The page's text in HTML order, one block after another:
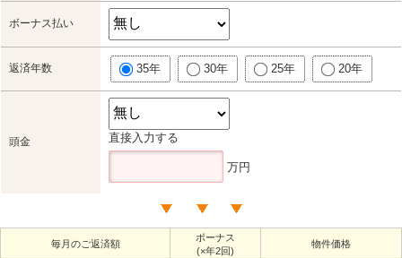
ボーナス払い
返済年数 35年 30年 25年 20年
頭金 直接入力する
万円
毎月のご返済額
ボーナス
(×年2回)
物件価格